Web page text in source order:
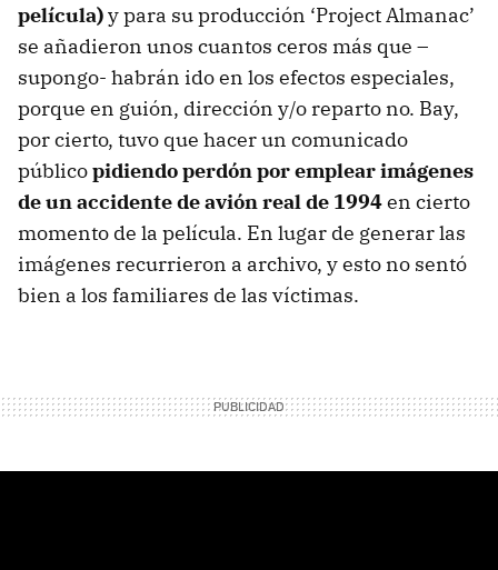
película)y para su producción ‘Project Almanac’
se añadieron unos cuantos ceros más que –
supongo- habrán ido en los efectos especiales,
porque en guión, dirección y/o reparto no. Bay,
por cierto, tuvo que hacer un comunicado
públicopidiendo perdón por emplear imágenes
de un accidente de avión real de 1994en cierto
momento de la película. En lugar de generar las
imágenes recurrieron a archivo, y esto no sentó
bien a los familiares de las víctimas.